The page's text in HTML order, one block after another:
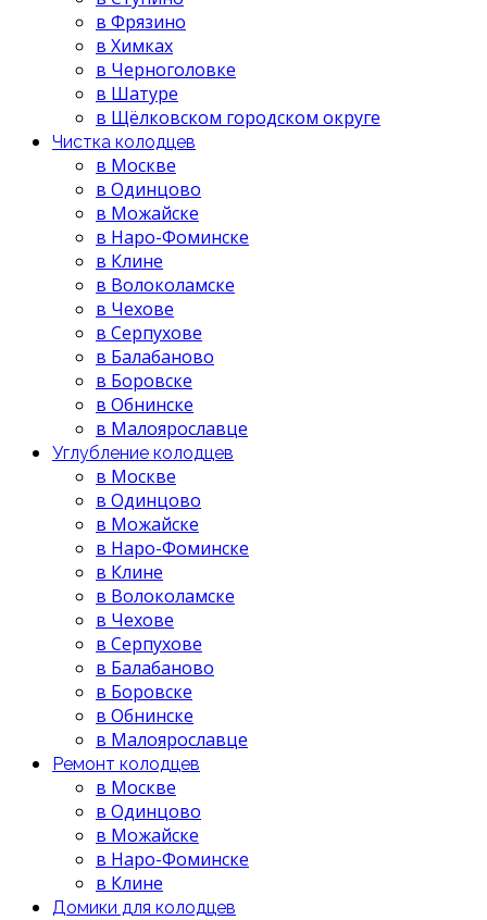
в Фрязино
в Химках
в Черноголовке
в Шатуре
в Щёлковском городском округе
Чистка колодцев
в Москве
в Одинцово
в Можайске
в Наро-Фоминске
в Клине
в Волоколамске
в Чехове
в Серпухове
в Балабаново
в Боровске
в Обнинске
в Малоярославце
Углубление колодцев
в Москве
в Одинцово
в Можайске
в Наро-Фоминске
в Клине
в Волоколамске
в Чехове
в Серпухове
в Балабаново
в Боровске
в Обнинске
в Малоярославце
Ремонт колодцев
в Москве
в Одинцово
в Можайске
в Наро-Фоминске
в Клине
Домики для колодцев